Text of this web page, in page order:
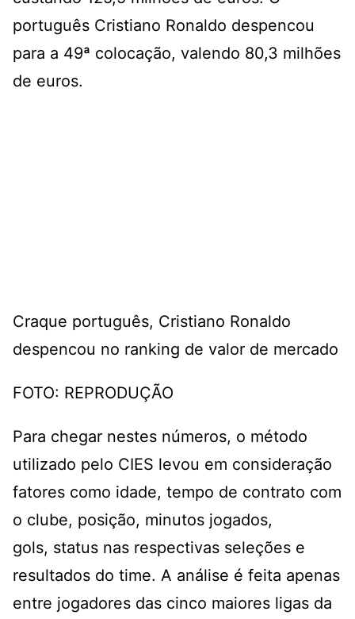
português Cristiano Ronaldo despencou
para a 49ª colocação, valendo 80,3 milhões
de euros.
Craque português, Cristiano Ronaldo
despencou no ranking de valor de mercado
FOTO: REPRODUÇÃO
Para chegar nestes números, o método
utilizado pelo CIES levou em consideração
fatores como idade, tempo de contrato com
o clube, posição, minutos jogados,
gols, status nas respectivas seleções e
resultados do time. A análise é feita apenas
entre jogadores das cinco maiores ligas da